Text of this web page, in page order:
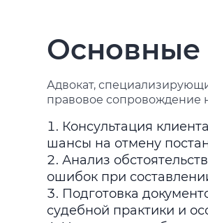
Основные
Адвокат,
правовое сопровождение
Консультация
шансы на отмену
Анализ
ошибок при
Подготовка
судебной практики и